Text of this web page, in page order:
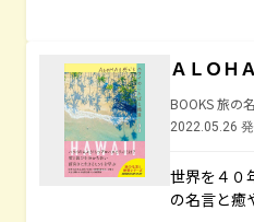
ＡＬＯＨ
BOOKS 旅の
2022.05.26
世界を４０
の名言と癒